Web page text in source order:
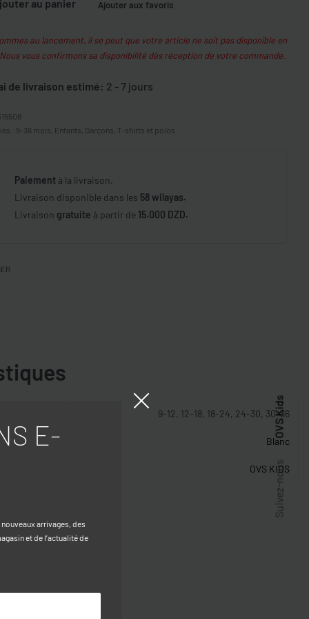
au panier Ajouter aux favoris
au lancement, il se peut que votre article ne soit pas disponible en
vous confirmons sa disponibilité dès réception de votre commande.
de livraison estimé: 2 - 7 jours
: 9-36 mois Enfants Garçons T-shirts et polos
Paiement à la livraison.
Livraison disponible dans les 58 wilayas.
Livraison gratuite à partir de 15.000 DZD.
9-12, 12-18, 18-24, 24-30, 30-36
Blanc
OVS KIDS
Suivez-nous
OVS Kids
E-
arrivages, des
et de l’actualité de